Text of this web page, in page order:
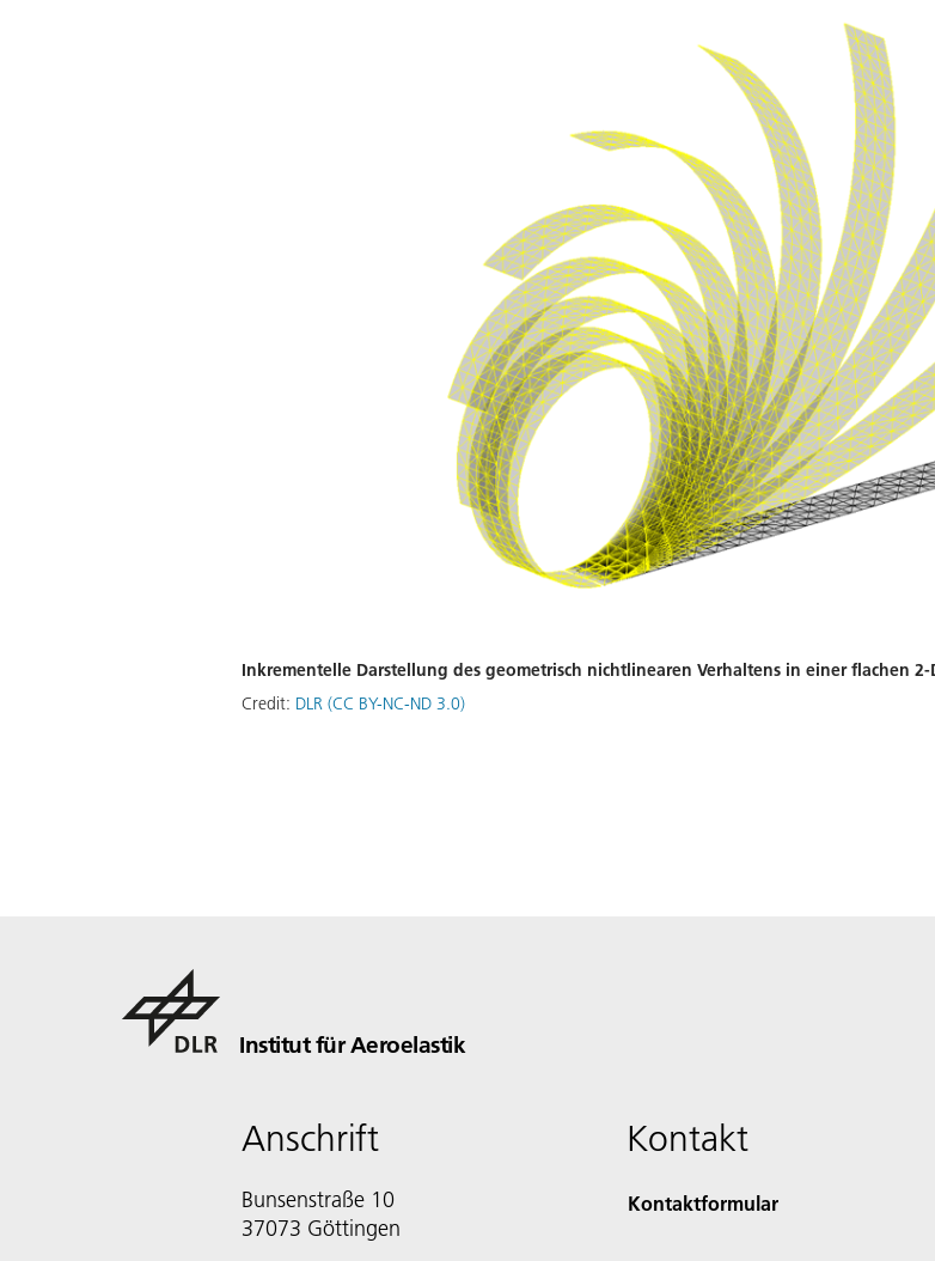
Inkrementelle Darstellung des geometrisch nichtlinearen Verhaltens in einer flachen 2-
Credit: DLR (CC BY-NC-ND 3.0)
Institut für Aeroelastik
Anschrift
Bunsenstraße 10
37073 Göttingen
Kontakt
Kontaktformular